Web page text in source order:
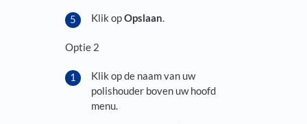
Klik opOpslaan.
Optie 2
Klik op de naam van uw
polishouder boven uw hoofd
menu.